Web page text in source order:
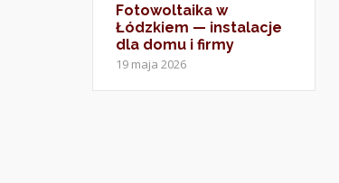
Fotowoltaika w
Łódzkiem — instalacje
dla domu i firmy
19 maja 2026